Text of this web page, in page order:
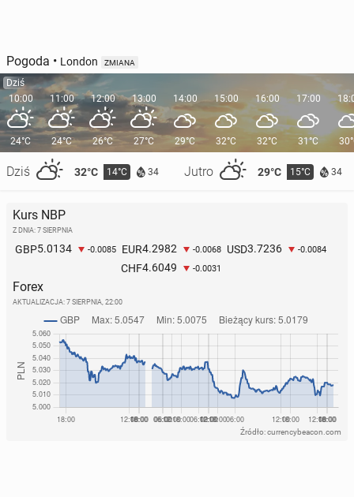
Nowy filtr do­stęp­ny na Tin­de­rze po­dzie­lił użyt­kow­ni­
10 czerwca 2025, 09:00
zawodzi...
16 marca, 09:00
Pogoda • London ZMIANA
Dziś
10:00
24°C
Dziś 32°C 14°C 34 Jutro 29°C 15°C 34
11:00
24°C
12:00
26°C
13:00
27°C
14:00
29°C
15:00
32°C
16:00
32°C
17:00
31°C
Kurs NBP
Z DNIA: 7 SIERPNIA
GBP5.0134 -0.0085 EUR4.2982 -0.0068 USD3.7236 -0.0084
CHF4.6049 -0.0031
Forex
AKTUALIZACJA: 7 SIERPNIA, 22:00
Źródło: currencybeacon.com